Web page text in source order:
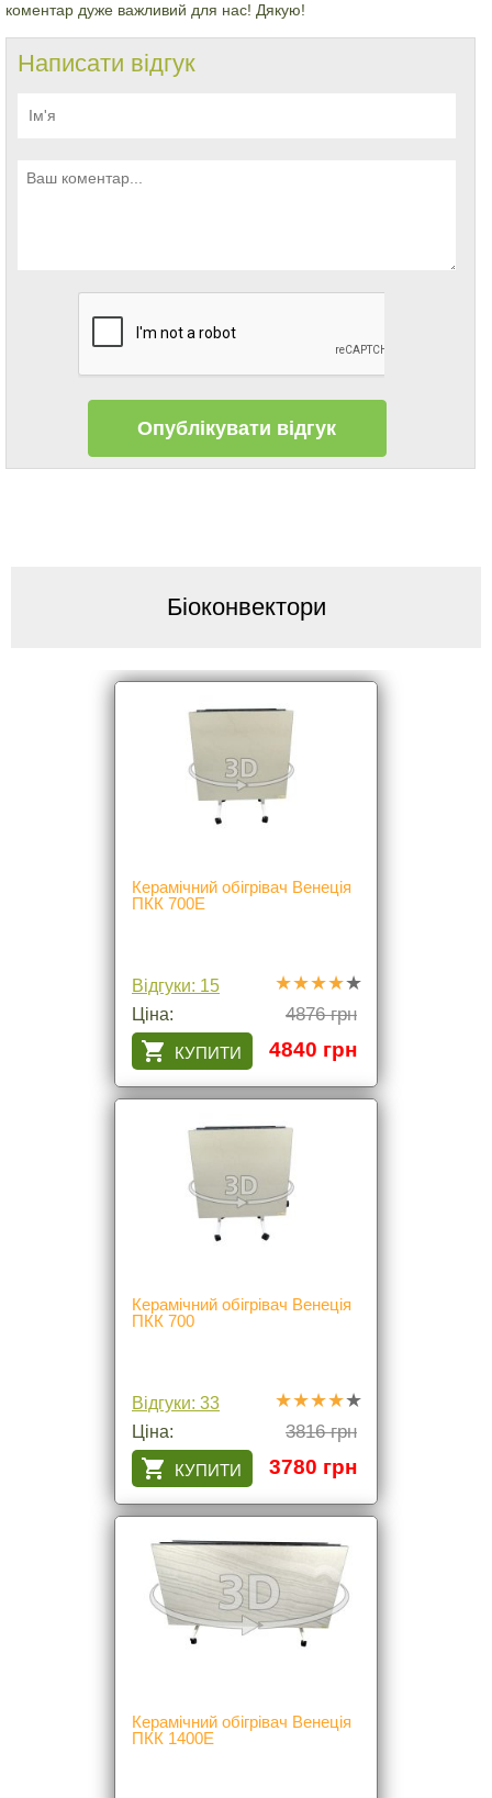
Написати відгук
коментар дуже важливий для нас! Дякую!
Біоконвектори
Керамічний обігрівач Венеція
ПКК 700Е
Відгуки: 15
Ціна:
4876 грн
4840 грн
Керамічний обігрівач Венеція
ПКК 700
Відгуки: 33
Ціна:
3816 грн
3780 грн
Керамічний обігрівач Венеція
ПКК 1400Е